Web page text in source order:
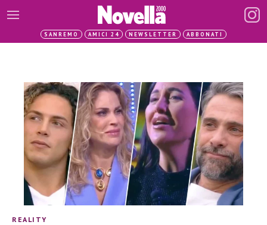
SANREMO AMICI 24 NEWSLETTER ABBONATI
REALITY